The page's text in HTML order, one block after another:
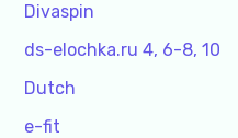
Divaspin
ds-elochka.ru 4, 6-8, 10
Dutch
e-fit